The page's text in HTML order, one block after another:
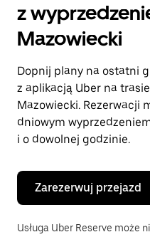
Naciśnij
klawisz
„Escape”,
zamknąć
kalendarz.
z
Mazowiecki
Dopnij plany na ostatni
z aplikacją Uber na
Mazowiecki. Rezerwacji
dniowym
i o dowolnej godzinie.
Zarezerwuj przejazd
Usługa Uber Reserve może